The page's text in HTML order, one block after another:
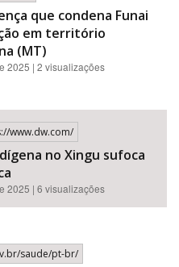
que condena Funai
em território
(MT)
2025 | 2 visualizações
www.dw.com/
no Xingu sufoca
2025 | 6 visualizações
saude/pt-br/